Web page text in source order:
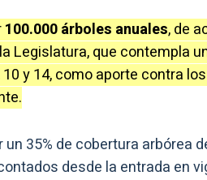
100.000 árboles anuales, de
Legislatura, que contempla
y 14, como aporte contra
35% de cobertura arbórea
desde la entrada en